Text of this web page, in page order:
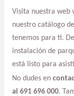
Visita nuestra web
nuestro catálogo
tenemos para ti.
instalación de
está listo para
No dudes en
al 691 696 000.